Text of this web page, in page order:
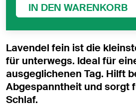
IN DEN WARENKORB
Lavendel fein ist die
für unterwegs. Ideal für
ausgeglichenen Tag. Hilft
Abgespanntheit und sorgt
Schlaf.